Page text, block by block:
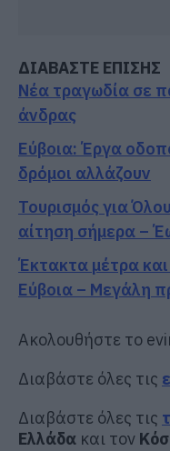
ΔΙΑΒΑΣΤΕ ΕΠΙΣΗΣ
Νέα τραγωδία σε
άνδρας
Εύβοια: Έργα
δρόμοι αλλάζουν
Τουρισμός για
αίτηση σήμερα –
Έκτακτα μέτρα
Εύβοια – Μεγάλη
Ακολουθήστε το
Διαβάστε όλες τις
Διαβάστε όλες τις
Ελλάδα και τον